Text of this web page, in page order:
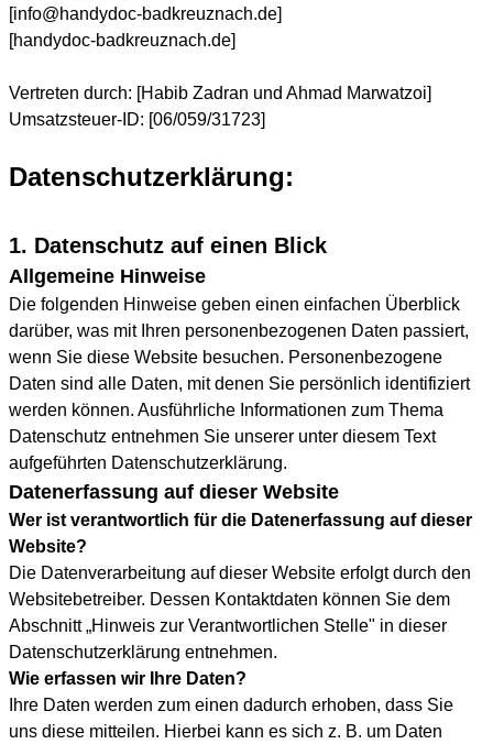
[info@handydoc-badkreuznach.de]
[handydoc-badkreuznach.de]
Vertreten durch: [Habib Zadran und Ahmad Marwatzoi]
Umsatzsteuer-ID: [06/059/31723]
Datenschutzerklärung:
1. Datenschutz auf einen Blick
Allgemeine Hinweise
Die folgenden Hinweise geben einen einfachen Überblick
darüber, was mit Ihren personenbezogenen Daten passiert,
wenn Sie diese Website besuchen. Personenbezogene
Daten sind alle Daten, mit denen Sie persönlich identifiziert
werden können. Ausführliche Informationen zum Thema
Datenschutz entnehmen Sie unserer unter diesem Text
aufgeführten Datenschutzerklärung.
Datenerfassung auf dieser Website
Wer ist verantwortlich für die Datenerfassung auf dieser
Website?
Die Datenverarbeitung auf dieser Website erfolgt durch den
Websitebetreiber. Dessen Kontaktdaten können Sie dem
Abschnitt „Hinweis zur Verantwortlichen Stelle" in dieser
Datenschutzerklärung entnehmen.
Wie erfassen wir Ihre Daten?
Ihre Daten werden zum einen dadurch erhoben, dass Sie
uns diese mitteilen. Hierbei kann es sich z. B. um Daten